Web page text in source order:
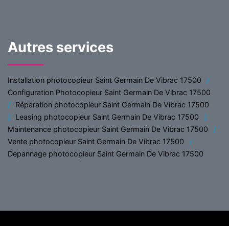
Autres services
Installation photocopieur Saint Germain De Vibrac 17500
Configuration Photocopieur Saint Germain De Vibrac 17500
Réparation photocopieur Saint Germain De Vibrac 17500
Leasing photocopieur Saint Germain De Vibrac 17500
Maintenance photocopieur Saint Germain De Vibrac 17500
Vente photocopieur Saint Germain De Vibrac 17500
Depannage photocopieur Saint Germain De Vibrac 17500